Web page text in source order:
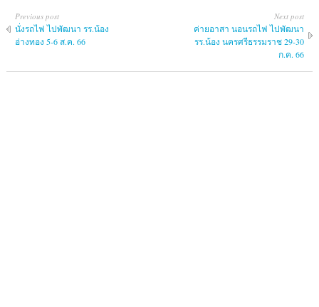
Previous post
นั่งรถไฟ ไปพัฒนา รร.น้อง
อ่างทอง 5-6 ส.ค. 66
Next post
ค่ายอาสา นอนรถไฟ ไปพัฒนา
รร.น้อง นครศรีธรรมราช 29-30
ก.ค. 66